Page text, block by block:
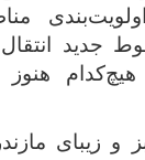
جدید انتقال
هنوز